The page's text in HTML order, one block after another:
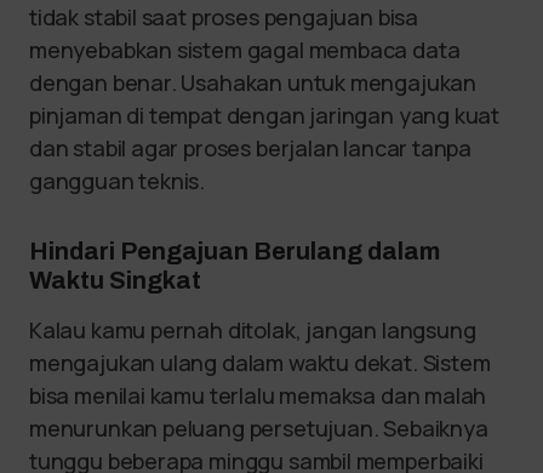
tidak stabil saat proses pengajuan bisa
menyebabkan sistem gagal membaca data
dengan benar. Usahakan untuk mengajukan
pinjaman di tempat dengan jaringan yang kuat
dan stabil agar proses berjalan lancar tanpa
gangguan teknis.
Hindari Pengajuan Berulang dalam
Waktu Singkat
Kalau kamu pernah ditolak, jangan langsung
mengajukan ulang dalam waktu dekat. Sistem
bisa menilai kamu terlalu memaksa dan malah
menurunkan peluang persetujuan. Sebaiknya
tunggu beberapa minggu sambil memperbaiki